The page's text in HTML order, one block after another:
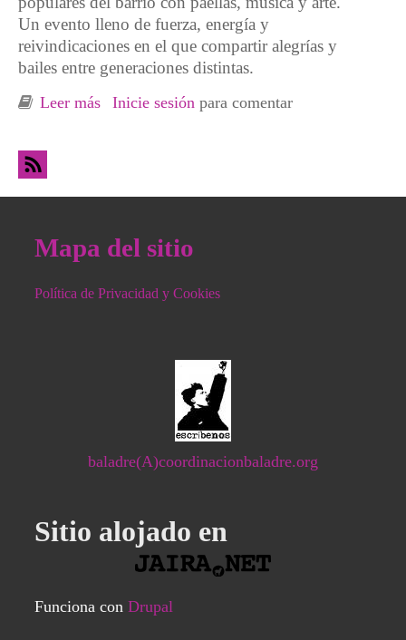
Un evento lleno de fuerza, energía y
reivindicaciones en el que compartir alegrías y
bailes entre generaciones distintas.
Leer más sobre Festes del Parke: El año pasado nos
Inicie sesión para comentar
Mapa del sitio
Política de Privacidad y Cookies
baladre(A)coordinacionbaladre.org
Sitio alojado en
Funciona con Drupal